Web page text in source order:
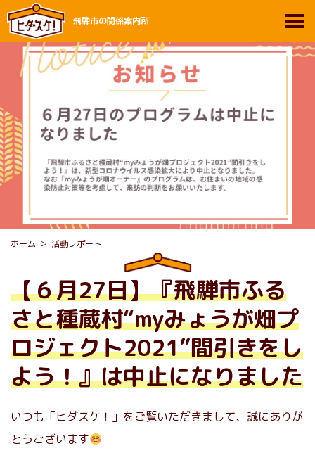
飛騨市の関係案内所
ホーム 活動レポート
【６月27日】『飛騨市ふる
さと種蔵村“myみょうが畑プ
ロジェクト2021”間引きをし
よう！』は中止になりました
いつも「ヒダスケ！」をご覧いただきまして、誠にありが
とうございます